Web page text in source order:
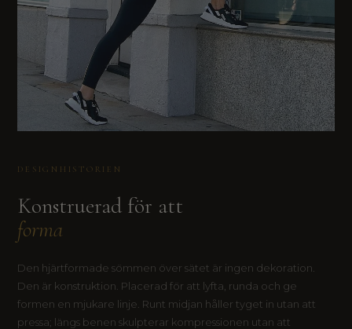
DESIGNHISTORIEN
Konstruerad för att
forma
Den hjärtformade sömmen över sätet är ingen dekoration.
Den är konstruktion. Placerad för att lyfta, runda och ge
formen en mjukare linje. Runt midjan håller tyget in utan att
pressa; längs benen skulpterar kompressionen utan att